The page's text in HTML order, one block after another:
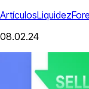
ArtículosLiquidez
08.02.24